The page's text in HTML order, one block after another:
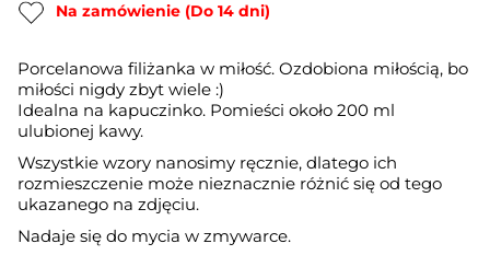
Na zamówienie (Do 14 dni)
Porcelanowa filiżanka w miłość. Ozdobiona miłością, bo
miłości nigdy zbyt wiele :)
Idealna na kapuczinko. Pomieści około 200 ml
ulubionej kawy.
Wszystkie wzory nanosimy ręcznie, dlatego ich
rozmieszczenie może nieznacznie różnić się od tego
ukazanego na zdjęciu.
Nadaje się do mycia w zmywarce.